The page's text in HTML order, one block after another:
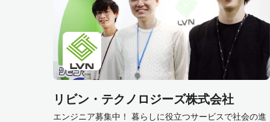
リビン・テクノロジーズ株式会社
エンジニア募集中！ 暮らしに役立つサービスで社会の進